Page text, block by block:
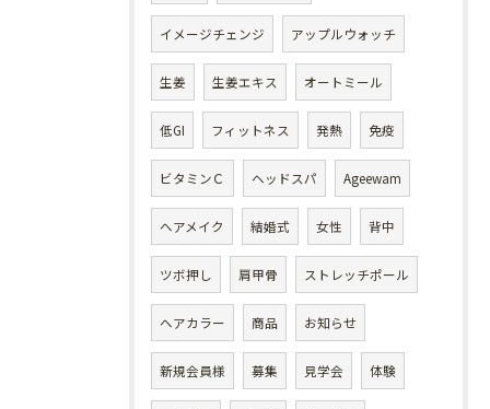
イメージチェンジ アップルウォッチ
生姜 生姜エキス オートミール
低GI フィットネス 発熱 免疫
ビタミンＣ ヘッドスパ Ageewam
ヘアメイク 結婚式 女性 背中
ツボ押し 肩甲骨 ストレッチポール
ヘアカラー 商品 お知らせ
新規会員様 募集 見学会 体験